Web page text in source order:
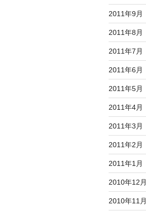
2011年9月
2011年8月
2011年7月
2011年6月
2011年5月
2011年4月
2011年3月
2011年2月
2011年1月
2010年12月
2010年11月